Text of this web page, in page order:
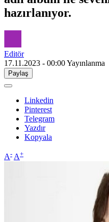
hazırlanıyor.
Editör
17.11.2023 - 00:00Yayınlanma
Paylaş
Linkedin
Pinterest
Telegram
Yazdır
Kopyala
A- A+